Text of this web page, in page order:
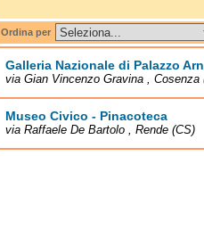
Ordina per
Galleria Nazionale di Palazzo
via Gian Vincenzo Gravina , Cosenza
Museo Civico - Pinacoteca
via Raffaele De Bartolo , Rende (CS)